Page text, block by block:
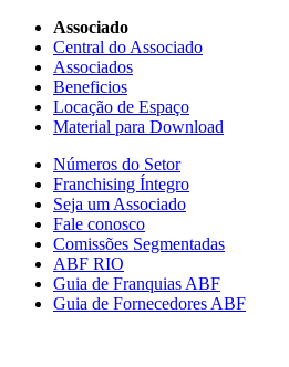
Associado
Central do Associado
Associados
Beneficios
Locação de Espaço
Material para Download
Números do Setor
Franchising Íntegro
Seja um Associado
Fale conosco
Comissões Segmentadas
ABF RIO
Guia de Franquias ABF
Guia de Fornecedores ABF